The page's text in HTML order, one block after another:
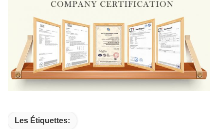
Les Étiquettes: